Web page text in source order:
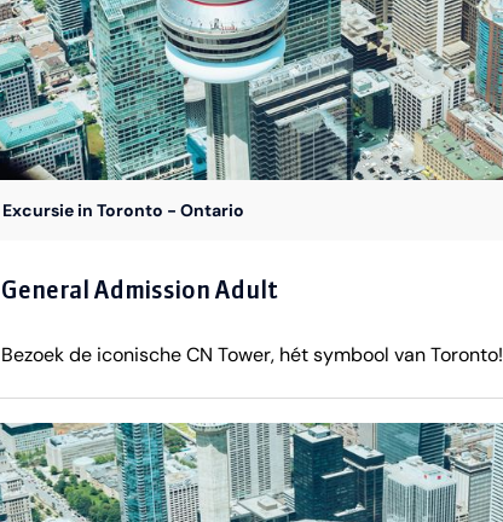
maken en van het avondlicht te genieten. Duur: ongeveer
3,5 uurVertrektijden: laat in de namiddag / vroege avond
(schema afhankelijk van seizoen)Taal: Engels
Excursie in Toronto - Ontario
General Admission Adult
Bezoek de iconische CN Tower, hét symbool van Toronto!